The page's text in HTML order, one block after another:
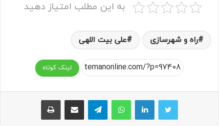
به این مطلب امتیاز دهید
راه و شهرسازی علی بیت اللهی
لینک کوتاه
واتس آپ تلگرام اشتراک گذاری از طریق ایمیل چاپ